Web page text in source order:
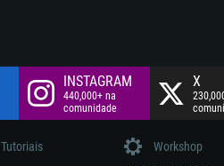
INSTAGRAM
440,000+ na
comunidade
X
Tutoriais
Workshop